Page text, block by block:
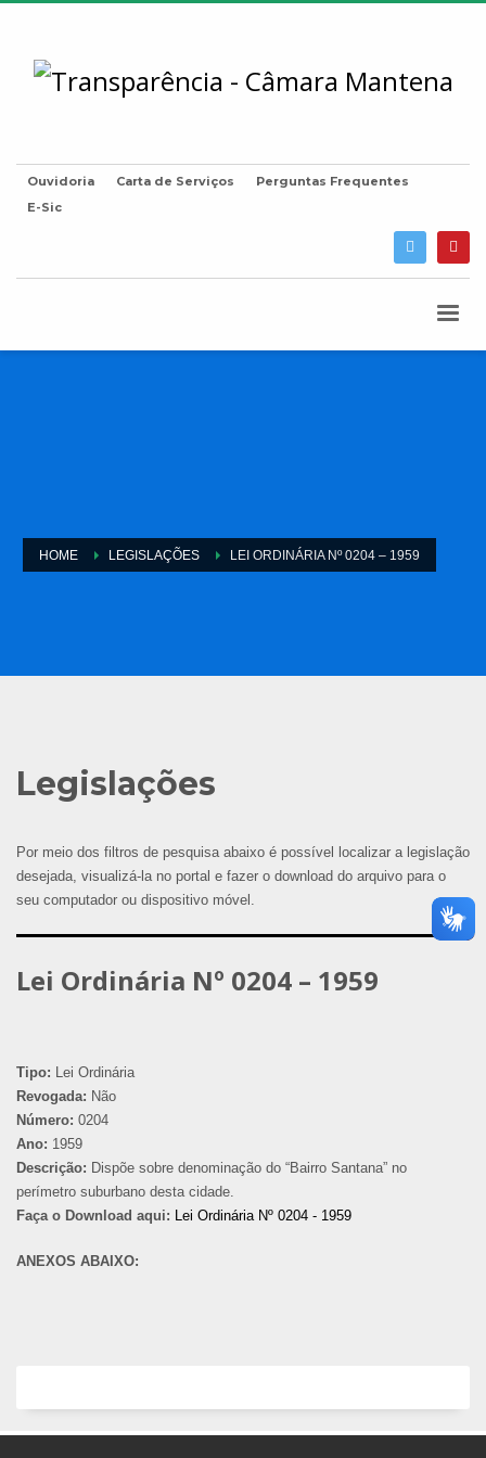
Ouvidoria Carta de Serviços
Perguntas Frequentes
E-Sic
HOME LEGISLAÇÕES LEI ORDINÁRIA Nº 0204 – 1959
Legislações
Por meio dos filtros de pesquisa abaixo é possível localizar a legislação
desejada, visualizá-la no portal e fazer o download do arquivo para o
seu computador ou dispositivo móvel.
Lei Ordinária Nº 0204 – 1959
Tipo: Lei Ordinária
Revogada: Não
Número: 0204
Ano: 1959
Descrição: Dispõe sobre denominação do “Bairro Santana” no
perímetro suburbano desta cidade.
Faça o Download aqui: Lei Ordinária Nº 0204 - 1959
ANEXOS ABAIXO: